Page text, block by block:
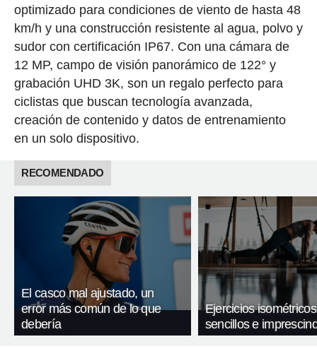
optimizado para condiciones de viento de hasta 48
km/h y una construcción resistente al agua, polvo y
sudor con certificación IP67. Con una cámara de
12 MP, campo de visión panorámico de 122° y
grabación UHD 3K, son un regalo perfecto para
ciclistas que buscan tecnología avanzada,
creación de contenido y datos de entrenamiento
en un solo dispositivo.
RECOMENDADO
El casco mal ajustado, un
error más común de lo que
debería
Ejercicios
sencillos e